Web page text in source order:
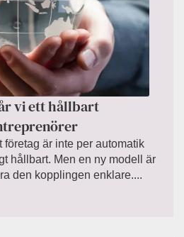
vi ett hållbart
företag är inte per automatik
hållbart. Men en ny modell är
den kopplingen enklare....